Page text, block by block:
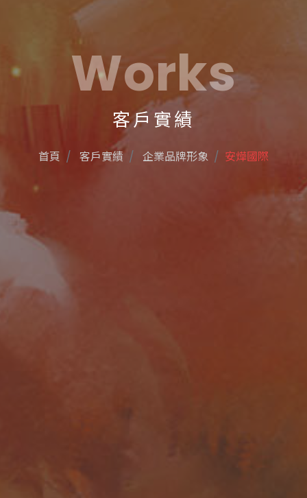
Works
客戶實績
首頁 客戶實績 企業品牌形象 安燁國際